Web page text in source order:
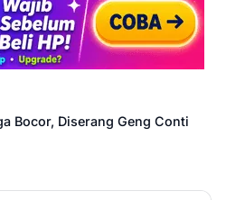
Bocor, Diserang Geng Conti